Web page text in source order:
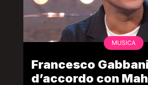
MUSICA
Francesco
d’accordo con